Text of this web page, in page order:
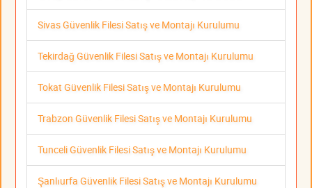
Sivas Güvenlik Filesi Satış ve Montajı Kurulumu
Tekirdağ Güvenlik Filesi Satış ve Montajı Kurulumu
Tokat Güvenlik Filesi Satış ve Montajı Kurulumu
Trabzon Güvenlik Filesi Satış ve Montajı Kurulumu
Tunceli Güvenlik Filesi Satış ve Montajı Kurulumu
Şanlıurfa Güvenlik Filesi Satış ve Montajı Kurulumu